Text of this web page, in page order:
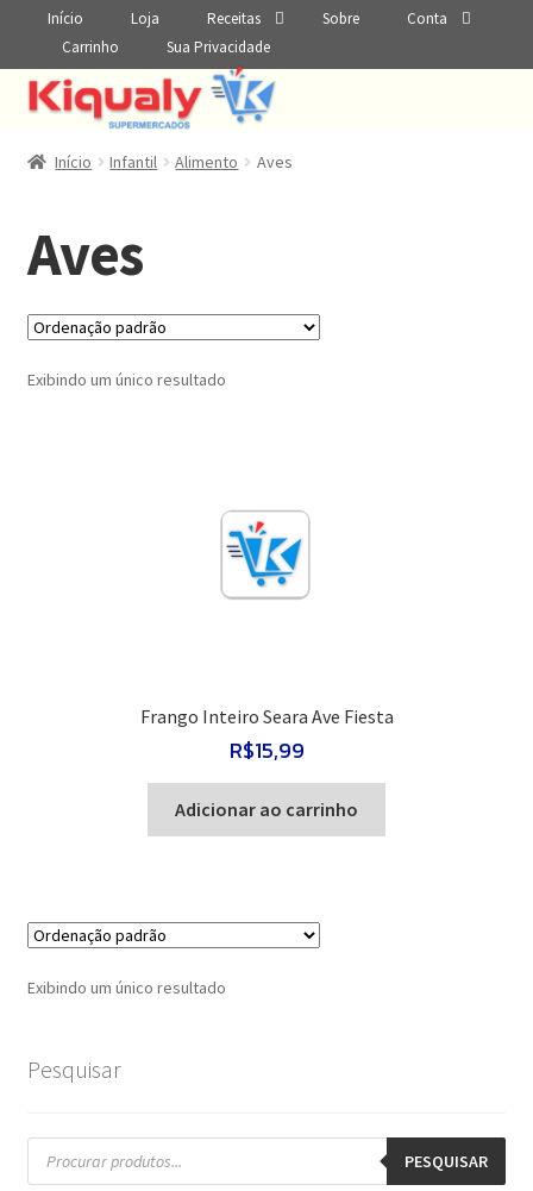
Início Loja Receitas Sobre
Conta
Carrinho
Sua Privacidade
Início Infantil Alimento Aves
Aves
Exibindo um único resultado
Frango Inteiro Seara Ave Fiesta
R$15,99
Adicionar ao carrinho
Exibindo um único resultado
Pesquisar
Pesquisar
produtos PESQUISAR